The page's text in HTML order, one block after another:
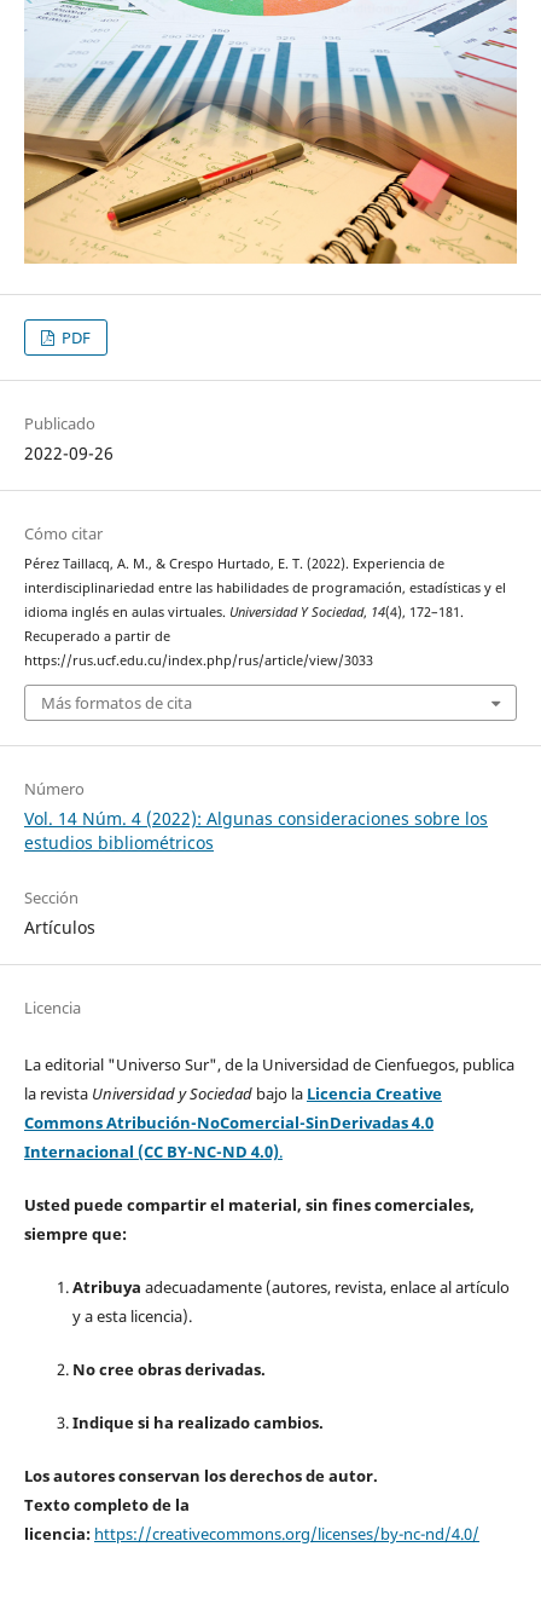
PDF
Publicado
2022-09-26
Cómo citar
Pérez Taillacq, A. M., & Crespo Hurtado, E. T. (2022). Experiencia de
interdisciplinariedad entre las habilidades de programación, estadísticas y el
idioma inglés en aulas virtuales. Universidad Y Sociedad, 14(4), 172–181.
Recuperado a partir de
https://rus.ucf.edu.cu/index.php/rus/article/view/3033
Más formatos de cita
Número
Vol. 14 Núm. 4 (2022): Algunas consideraciones sobre los
estudios bibliométricos
Sección
Artículos
Licencia
La editorial "Universo Sur", de la Universidad de Cienfuegos, publica
la revista Universidad y Sociedad bajo la Licencia Creative
Commons Atribución-NoComercial-SinDerivadas 4.0
Internacional (CC BY-NC-ND 4.0).
Usted puede compartir el material, sin fines comerciales,
siempre que:
Atribuya adecuadamente (autores, revista, enlace al artículo
y a esta licencia).
No cree obras derivadas.
Indique si ha realizado cambios.
Los autores conservan los derechos de autor.
Texto completo de la
licencia: https://creativecommons.org/licenses/by-nc-nd/4.0/